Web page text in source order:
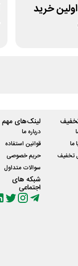
خرید
تخفیف
ما
تخفیف
لینک‌های مهم
درباره ما
قوانین استفاده
حریم خصوصی
سوالات متداول
شبکه های
اجتماعی